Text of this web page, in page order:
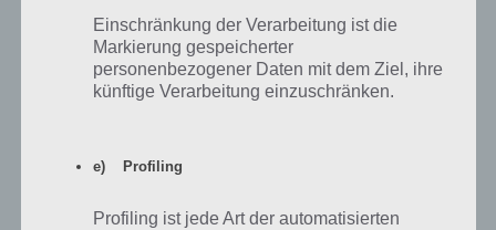
Dankeeeeee
Antworten
Methos284 21.07.2014 22:41
Einschränkung der Verarbeitung ist die
Markierung gespeicherter
personenbezogener Daten mit dem Ziel, ihre
künftige Verarbeitung einzuschränken.
e) Profiling
Profiling ist jede Art der automatisierten